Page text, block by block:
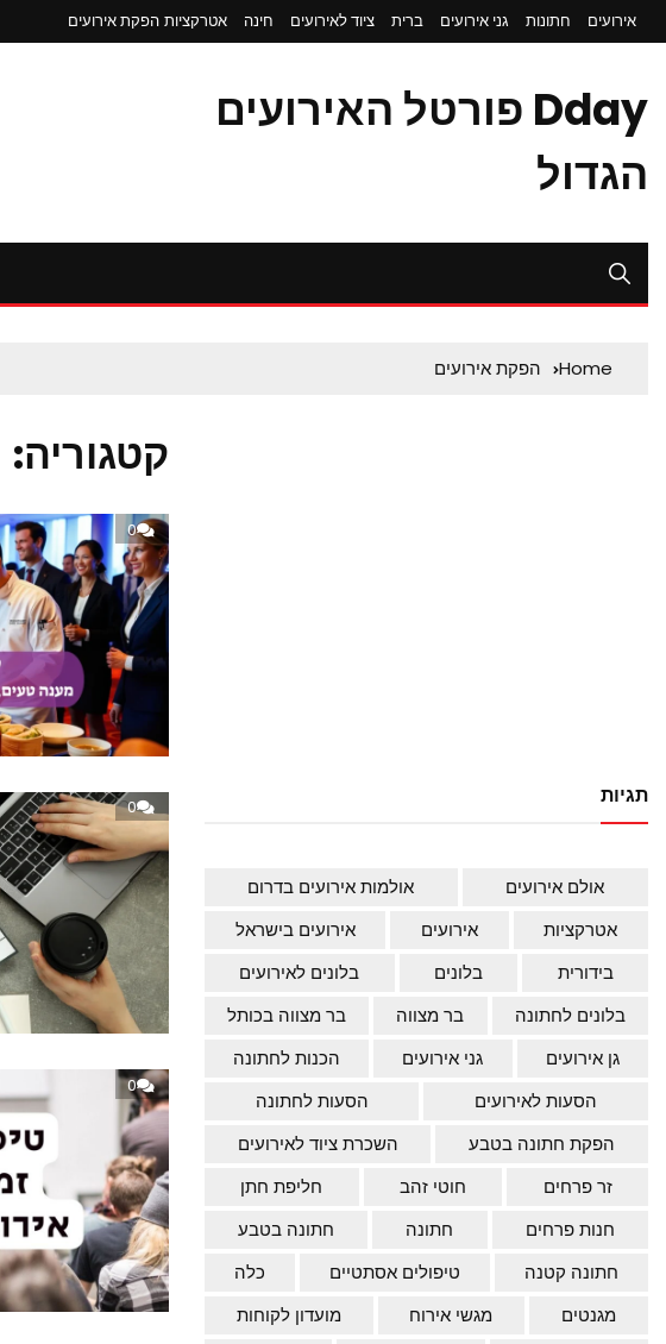
אירועים חתונות גני אירועים ברית ציוד לאירועים חינה אטרקציות הפקת אירועים
Dday פורטל האירועים
הגדול
Home הפקת אירועים
תגיות
אולם אירועים
אולמות אירועים בדרום
אטרקציות
אירועים
אירועים בישראל
בידורית
בלונים
בלונים לאירועים
בלונים לחתונה
בר מצווה
בר מצווה בכותל
גן אירועים
גני אירועים
הכנות לחתונה
הסעות לאירועים
הסעות לחתונה
הפקת חתונה בטבע
השכרת ציוד לאירועים
זר פרחים
חוטי זהב
חליפת חתן
חנות פרחים
חתונה
חתונה בטבע
חתונה קטנה
טיפולים אסתטיים
כלה
מגנטים
מגשי אירוח
מועדון לקוחות
קטגוריה:
0
0
0